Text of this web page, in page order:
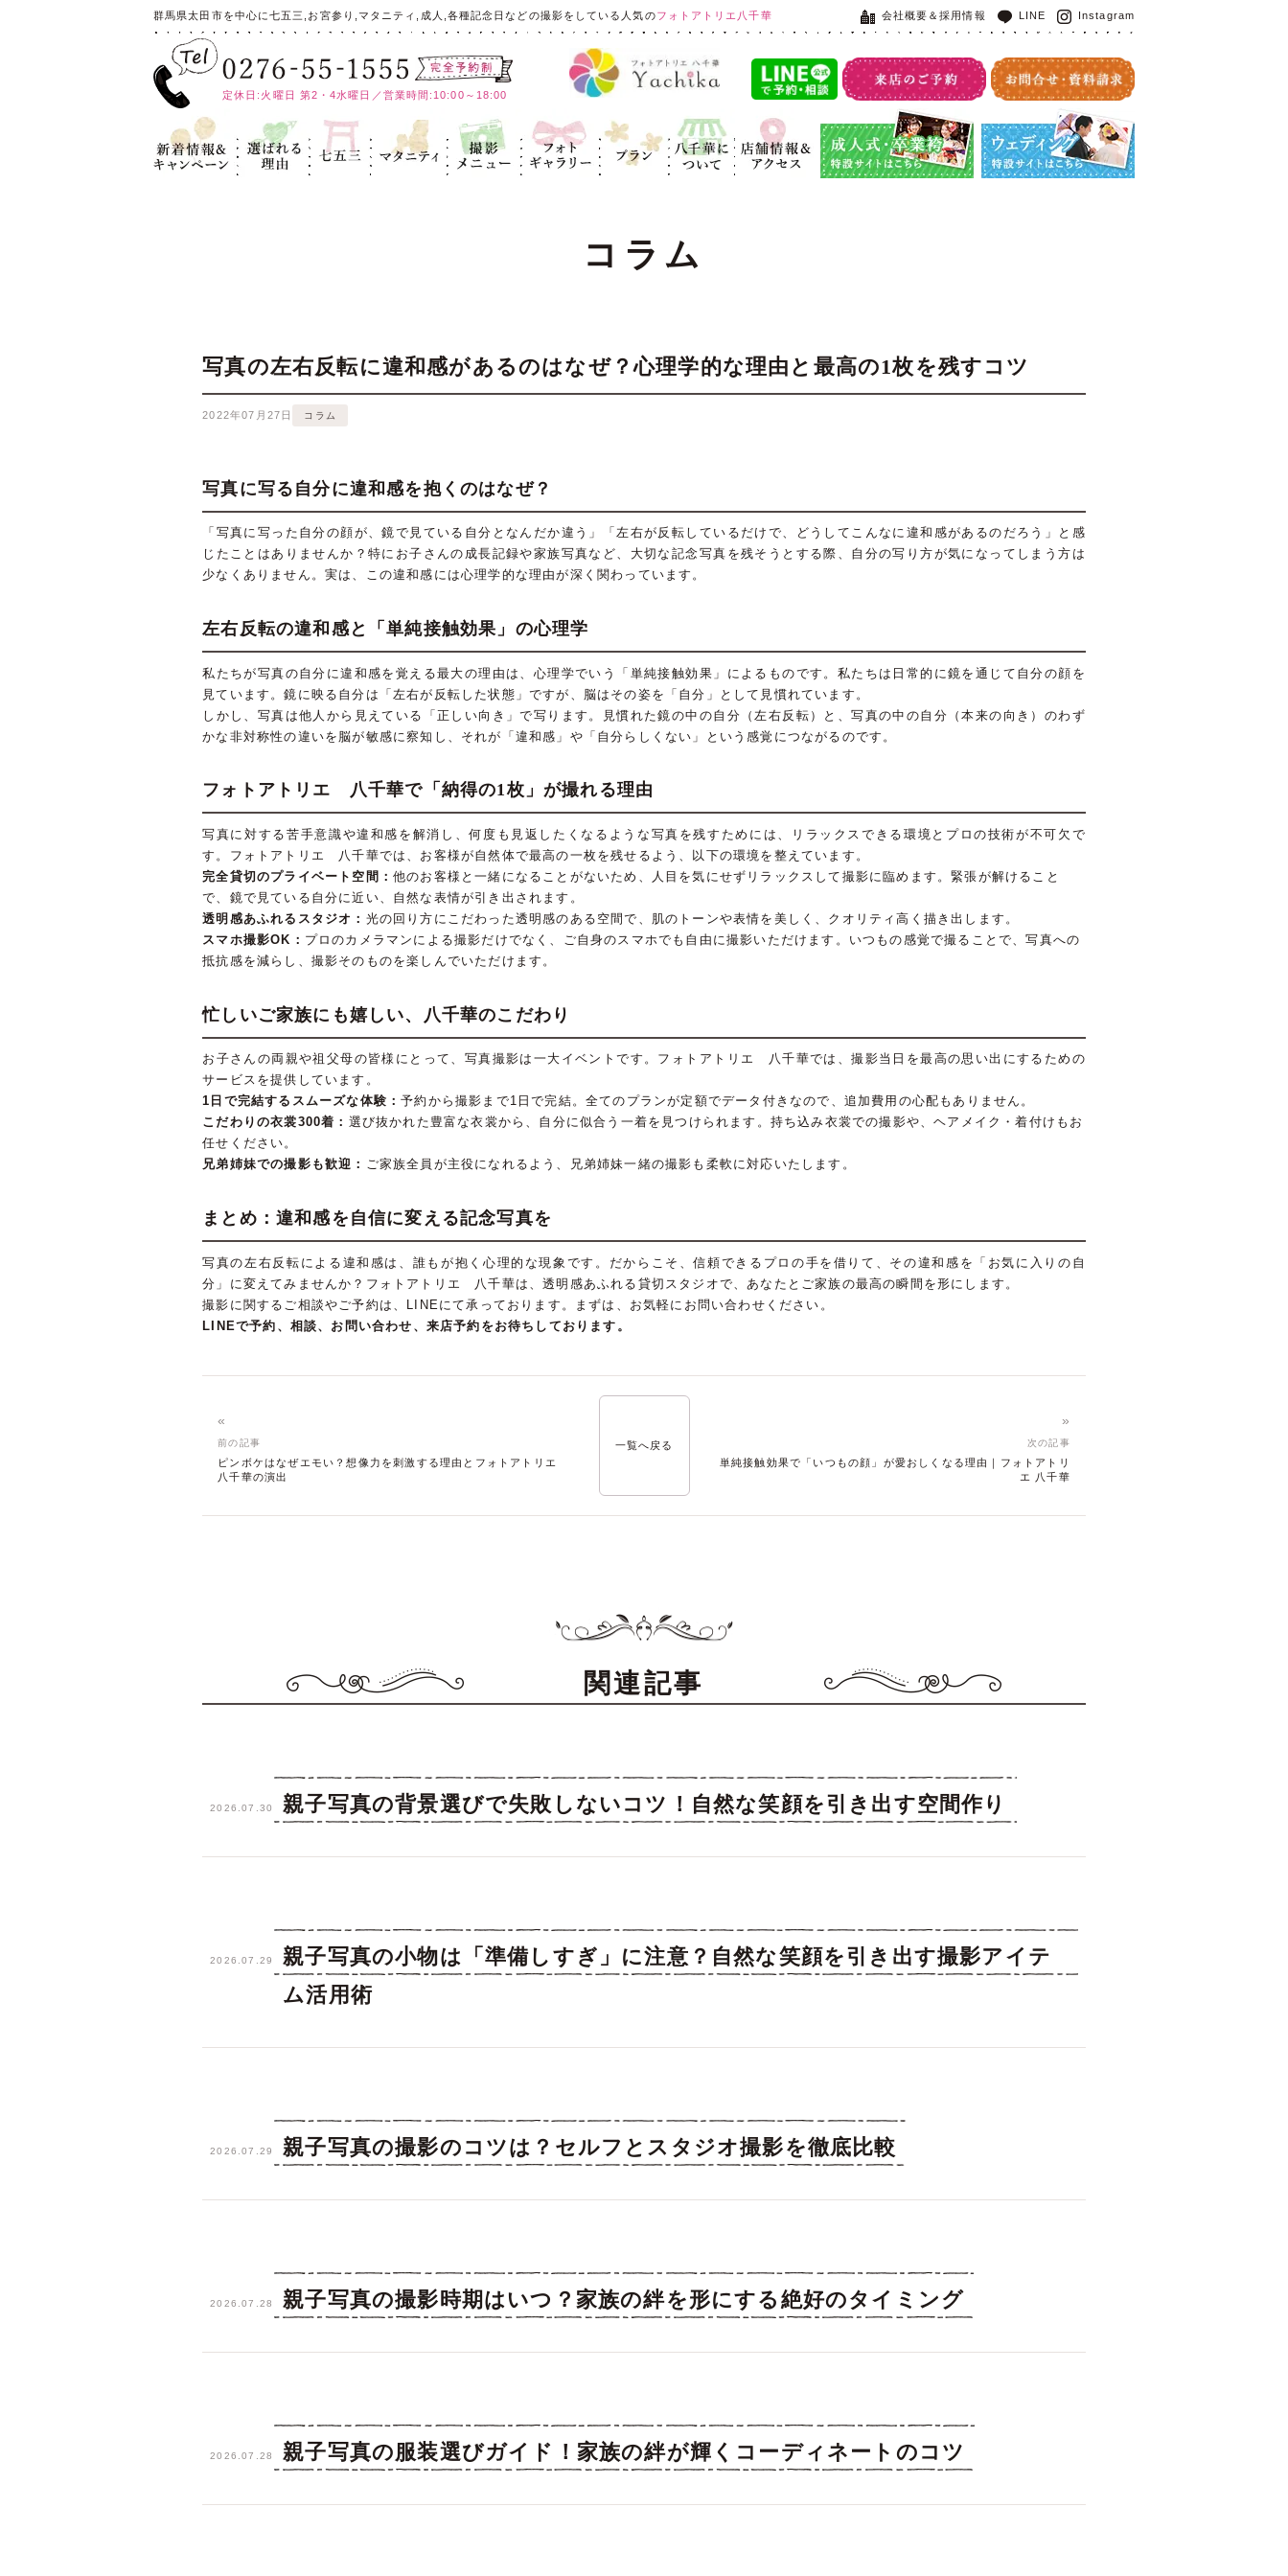
群馬県太田市を中心に七五三,お宮参り,マタニティ,成人,各種記念日などの撮影をしている人気のフォトアトリエ八千華
定休日:火曜日 第2・4水曜日／営業時間:10:00～18:00
会社概要＆採用情報 LINE Instagram
新着情報＆キ
ャンペーン
選ばれる理
由
七五三 マタニティ 記念写真
フォトギャラ
リー
プラン
八千華につ
いて
店舗情報＆ア
クセス
成人式・卒業袴特設サイト ウエディング特設サイト
コラム
写真の左右反転に違和感があるのはなぜ？心理学的な理由と最高の1枚を残すコツ
2022年07月27日 コラム
写真に写る自分に違和感を抱くのはなぜ？
「写真に写った自分の顔が、鏡で見ている自分となんだか違う」「左右が反転しているだけで、どうしてこんなに違和感があるのだろう」と感
じたことはありませんか？特にお子さんの成長記録や家族写真など、大切な記念写真を残そうとする際、自分の写り方が気になってしまう方は
少なくありません。実は、この違和感には心理学的な理由が深く関わっています。
左右反転の違和感と「単純接触効果」の心理学
私たちが写真の自分に違和感を覚える最大の理由は、心理学でいう「単純接触効果」によるものです。私たちは日常的に鏡を通じて自分の顔を
見ています。鏡に映る自分は「左右が反転した状態」ですが、脳はその姿を「自分」として見慣れています。
しかし、写真は他人から見えている「正しい向き」で写ります。見慣れた鏡の中の自分（左右反転）と、写真の中の自分（本来の向き）のわず
かな非対称性の違いを脳が敏感に察知し、それが「違和感」や「自分らしくない」という感覚につながるのです。
フォトアトリエ 八千華で「納得の1枚」が撮れる理由
写真に対する苦手意識や違和感を解消し、何度も見返したくなるような写真を残すためには、リラックスできる環境とプロの技術が不可欠で
す。フォトアトリエ 八千華では、お客様が自然体で最高の一枚を残せるよう、以下の環境を整えています。
完全貸切のプライベート空間： 他のお客様と一緒になることがないため、人目を気にせずリラックスして撮影に臨めます。緊張が解けること
で、鏡で見ている自分に近い、自然な表情が引き出されます。
透明感あふれるスタジオ： 光の回り方にこだわった透明感のある空間で、肌のトーンや表情を美しく、クオリティ高く描き出します。
スマホ撮影OK： プロのカメラマンによる撮影だけでなく、ご自身のスマホでも自由に撮影いただけます。いつもの感覚で撮ることで、写真への
抵抗感を減らし、撮影そのものを楽しんでいただけます。
忙しいご家族にも嬉しい、八千華のこだわり
お子さんの両親や祖父母の皆様にとって、写真撮影は一大イベントです。フォトアトリエ 八千華では、撮影当日を最高の思い出にするための
サービスを提供しています。
1日で完結するスムーズな体験：予約から撮影まで1日で完結。全てのプランが定額でデータ付きなので、追加費用の心配もありません。
こだわりの衣裳300着： 選び抜かれた豊富な衣裳から、自分に似合う一着を見つけられます。持ち込み衣裳での撮影や、ヘアメイク・着付けもお
任せください。
兄弟姉妹での撮影も歓迎： ご家族全員が主役になれるよう、兄弟姉妹一緒の撮影も柔軟に対応いたします。
まとめ：違和感を自信に変える記念写真を
写真の左右反転による違和感は、誰もが抱く心理的な現象です。だからこそ、信頼できるプロの手を借りて、その違和感を「お気に入りの自
分」に変えてみませんか？フォトアトリエ 八千華は、透明感あふれる貸切スタジオで、あなたとご家族の最高の瞬間を形にします。
撮影に関するご相談やご予約は、LINEにて承っております。まずは、お気軽にお問い合わせください。
LINEで予約、相談、お問い合わせ、来店予約をお待ちしております。
«
前の記事
ピンボケはなぜエモい？想像力を刺激する理由とフォトアトリエ
八千華の演出
一覧へ戻る
»
次の記事
単純接触効果で「いつもの顔」が愛おしくなる理由｜フォトアトリ
エ 八千華
関連記事
2026.07.30 親子写真の背景選びで失敗しないコツ！自然な笑顔を引き出す空間作り
2026.07.29
親子写真の小物は「準備しすぎ」に注意？自然な笑顔を引き出す撮影アイテ
ム活用術
2026.07.29 親子写真の撮影のコツは？セルフとスタジオ撮影を徹底比較
2026.07.28 親子写真の撮影時期はいつ？家族の絆を形にする絶好のタイミング
2026.07.28 親子写真の服装選びガイド！家族の絆が輝くコーディネートのコツ